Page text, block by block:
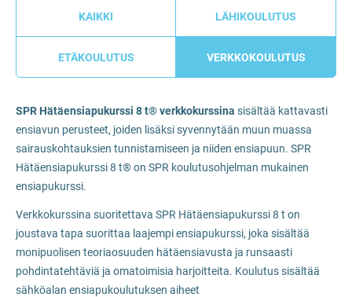
KAIKKI LÄHIKOULUTUS
ETÄKOULUTUS VERKKOKOULUTUS
SPR Hätäensiapukurssi 8 t®verkkokurssina sisältää kattavasti
ensiavun perusteet, joiden lisäksi syvennytään muun muassa
sairauskohtauksien tunnistamiseen ja niiden ensiapuun. SPR
Hätäensiapukurssi 8 t® on SPR koulutusohjelman mukainen
ensiapukurssi.
Verkkokurssina suoritettava SPR Hätäensiapukurssi 8 t on
joustava tapa suorittaa laajempi ensiapukurssi, joka sisältää
monipuolisen teoriaosuuden hätäensiavusta ja runsaasti
pohdintatehtäviä ja omatoimisia harjoitteita. Koulutus sisältää
sähköalan ensiapukoulutuksen aiheet